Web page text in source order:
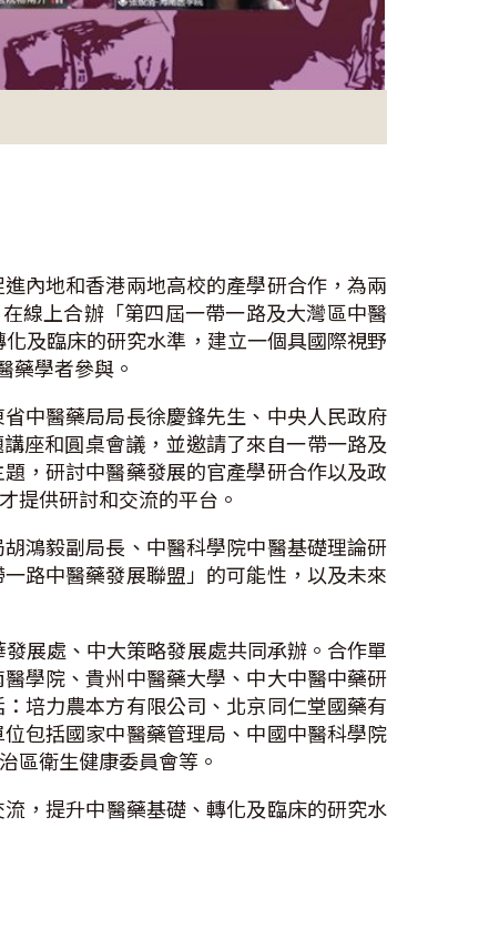
內地和香港兩地高校的產學研合作，為兩
線上合辦「第四屆一帶一路及大灣區中醫
及臨床的研究水準，建立一個具國際視野
藥學者參與。
中醫藥局局長徐慶鋒先生、中央人民政府
座和圓桌會議，並邀請了來自一帶一路及
，研討中醫藥發展的官產學研合作以及政
提供研討和交流的平台。
鴻毅副局長、中醫科學院中醫基礎理論研
路中醫藥發展聯盟」的可能性，以及未來
展處、中大策略發展處共同承辦。合作單
學院、貴州中醫藥大學、中大中醫中藥研
培力農本方有限公司、北京同仁堂國藥有
包括國家中醫藥管理局、中國中醫科學院
區衛生健康委員會等。
，提升中醫藥基礎、轉化及臨床的研究水